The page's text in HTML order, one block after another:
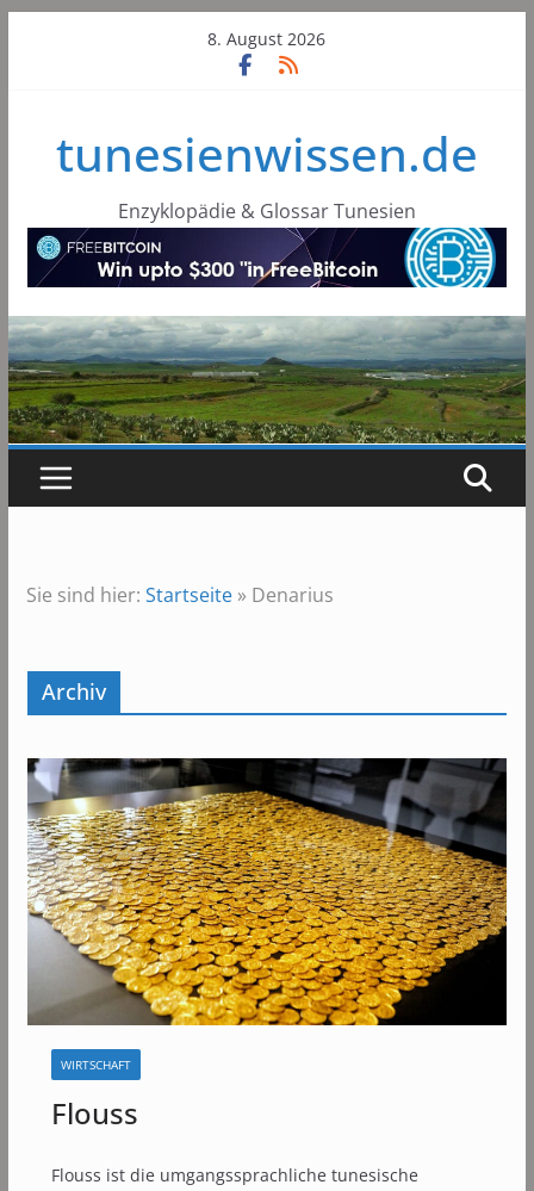
8. August 2026
tunesienwissen.de
Enzyklopädie & Glossar Tunesien
Sie sind hier: Startseite» Denarius
Archiv
WIRTSCHAFT
Flouss
Flouss ist die umgangssprachliche tunesische